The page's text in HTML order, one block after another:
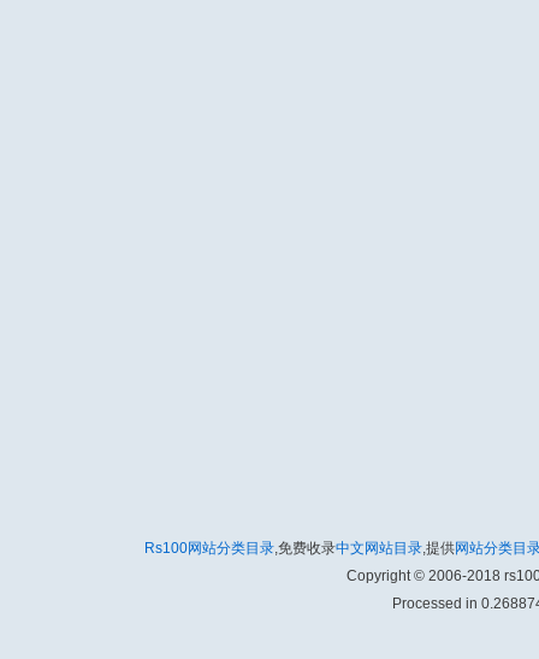
Rs100网站分类目录,免费收录中文网站目录,提供网站分类目
Copyright © 2006-2018
Processed in